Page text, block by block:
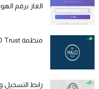
الغاز برقم
منظمة HALO Trust تعلن عن وظائف شاغرة
رابط التسجيل